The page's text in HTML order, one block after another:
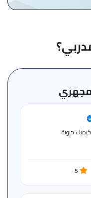
حيوية
5